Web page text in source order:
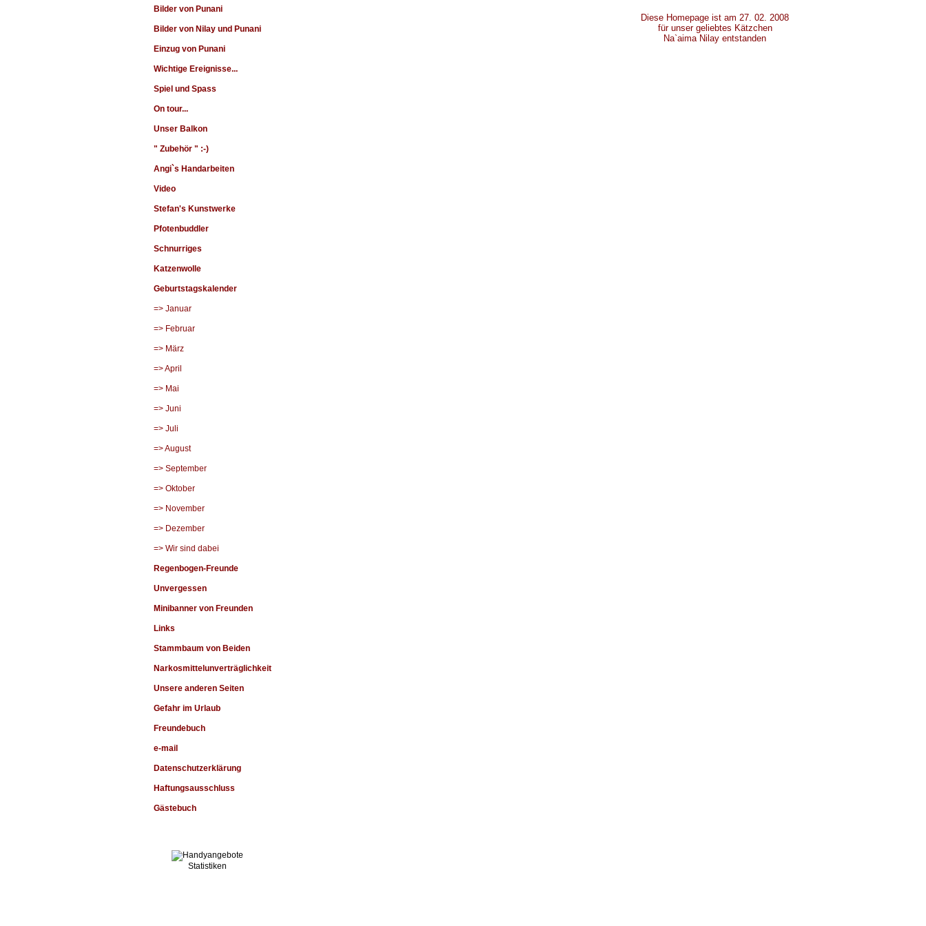
Bilder von Punani
Bilder von Nilay und Punani
Einzug von Punani
Wichtige Ereignisse...
Spiel und Spass
On tour...
Unser Balkon
" Zubehör " :-)
Angi`s Handarbeiten
Video
Stefan's Kunstwerke
Pfotenbuddler
Schnurriges
Katzenwolle
Geburtstagskalender
=> Januar
=> Februar
=> März
=> April
=> Mai
=> Juni
=> Juli
=> August
=> September
=> Oktober
=> November
=> Dezember
=> Wir sind dabei
Regenbogen-Freunde
Unvergessen
Minibanner von Freunden
Links
Stammbaum von Beiden
Narkosmittelunverträglichkeit
Unsere anderen Seiten
Gefahr im Urlaub
Freundebuch
e-mail
Datenschutzerklärung
Haftungsausschluss
Gästebuch
Statistiken
Diese Homepage ist am 27. 02. 2008
für unser geliebtes Kätzchen
Na`aima Nilay entstanden